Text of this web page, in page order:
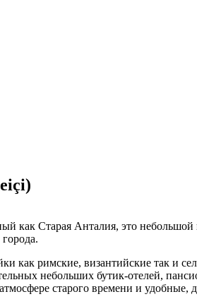
как Старая Анталия, это
как римские, византийские так и
небольших бутик-отелей,
старого времени и удобные,